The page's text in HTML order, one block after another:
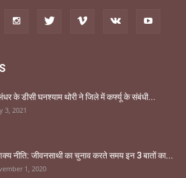
के डीसी घनश्याम थोरी ने जिले में कर्फ्यू के संबंधी...
3, 2021
नीति: जीवनसाथी का चुनाव करते समय इन 3 बातों का...
1, 2020